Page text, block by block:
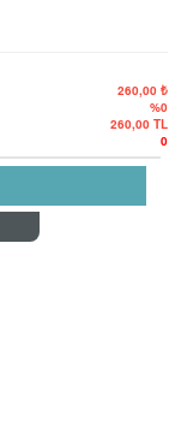
260,00 ₺
%0
260,00 TL
0